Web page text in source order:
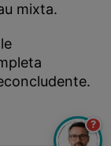
mixta.
?